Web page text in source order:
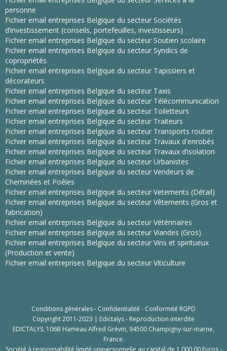
personne
Fichier email entreprises Belgique du secteur Sociétés
d’investissement (conseils, portefeuilles, investisseurs)
Fichier email entreprises Belgique du secteur Soutien scolaire
Fichier email entreprises Belgique du secteur Syndics de
copropriétés
Fichier email entreprises Belgique du secteur Tapissiers et
décorateurs
Fichier email entreprises Belgique du secteur Taxis
Fichier email entreprises Belgique du secteur Télécommunication
Fichier email entreprises Belgique du secteur Toiletteurs
Fichier email entreprises Belgique du secteur Traiteurs
Fichier email entreprises Belgique du secteur Transports routier
Fichier email entreprises Belgique du secteur Travaux d'enrobés
Fichier email entreprises Belgique du secteur Travaux d’isolation
Fichier email entreprises Belgique du secteur Urbanistes
Fichier email entreprises Belgique du secteur Vendeurs de
Cheminées et Poêles
Fichier email entreprises Belgique du secteur Vetements (Détail)
Fichier email entreprises Belgique du secteur Vêtements (Gros et
fabrication)
Fichier email entreprises Belgique du secteur Vétérinaires
Fichier email entreprises Belgique du secteur Viandes (Gros)
Fichier email entreprises Belgique du secteur Vins et spiritueux
(Production et vente)
Fichier email entreprises Belgique du secteur Viticulture
Conditions générales- Confidentialité - Conformité RGPD
Copyright 2011-2023 | Edictalys - Reproduction interdite
EDICTALYS, 106B Hameau Alfred Grévin, 94500 Champigny-sur-marne,
France.